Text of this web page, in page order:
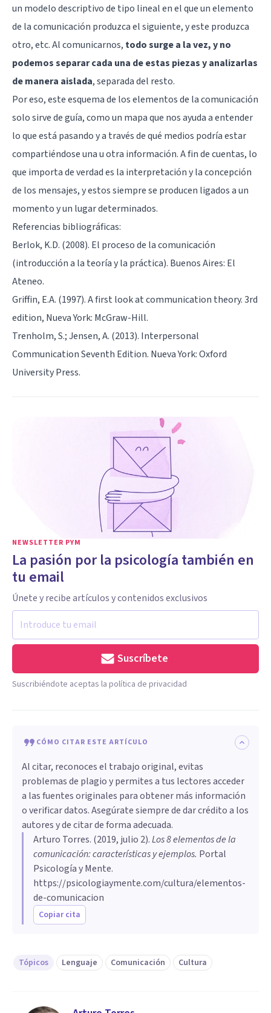
un modelo descriptivo de tipo lineal en el que un elemento
de la comunicación produzca el siguiente, y este produzca
otro, etc. Al comunicarnos, todo surge a la vez, y no
podemos separar cada una de estas piezas y analizarlas
de manera aislada, separada del resto.
Por eso, este esquema de los elementos de la comunicación
solo sirve de guía, como un mapa que nos ayuda a entender
lo que está pasando y a través de qué medios podría estar
compartiéndose una u otra información. A fin de cuentas, lo
que importa de verdad es la interpretación y la concepción
de los mensajes, y estos siempre se producen ligados a un
momento y un lugar determinados.
Referencias bibliográficas:
Berlok, K.D. (2008). El proceso de la comunicación
(introducción a la teoría y la práctica). Buenos Aires: El
Ateneo.
Griffin, E.A. (1997). A first look at communication theory. 3rd
edition, Nueva York: McGraw-Hill.
Trenholm, S.; Jensen, A. (2013). Interpersonal
Communication Seventh Edition. Nueva York: Oxford
University Press.
NEWSLETTER PYM
La pasión por la psicología también en
tu email
Únete y recibe artículos y contenidos exclusivos
Suscríbete
Suscribiéndote aceptas la política de privacidad
CÓMO CITAR ESTE ARTÍCULO
Al citar, reconoces el trabajo original, evitas
problemas de plagio y permites a tus lectores acceder
a las fuentes originales para obtener más información
o verificar datos. Asegúrate siempre de dar crédito a los
autores y de citar de forma adecuada.
Arturo Torres. (2019, julio 2).Los 8 elementos de la
comunicación: características y ejemplos. Portal
Psicología y Mente.
https://psicologiaymente.com/cultura/elementos-
de-comunicacion
Copiar cita
Tópicos Lenguaje Comunicación Cultura